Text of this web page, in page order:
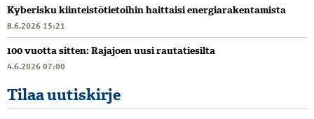
Kyberisku kiinteistötietoihin haittaisi energiarakentamista
8.6.2026 15:21
100 vuotta sitten: Rajajoen uusi rautatiesilta
4.6.2026 07:00
Tilaa uutiskirje